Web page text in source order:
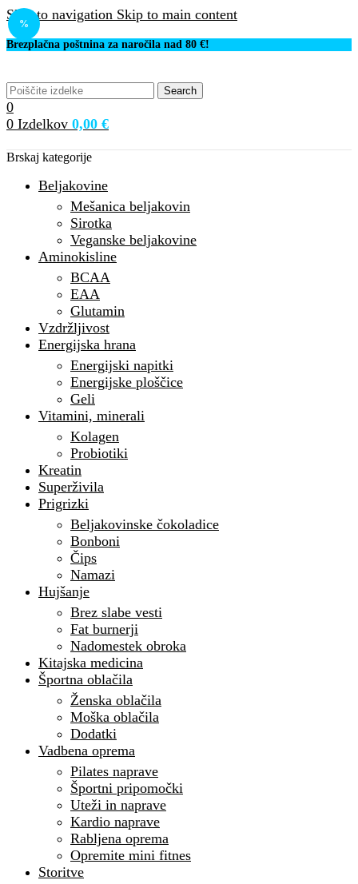
Skip to navigation Skip to main content
Brezplačna poštnina za naročila nad 80 €!
Search
0
0 Izdelkov 0,00 €
Brskaj kategorije
Beljakovine
Mešanica beljakovin
Sirotka
Veganske beljakovine
Aminokisline
BCAA
EAA
Glutamin
Vzdržljivost
Energijska hrana
Energijski napitki
Energijske ploščice
Geli
Vitamini, minerali
Kolagen
Probiotiki
Kreatin
Superživila
Prigrizki
Beljakovinske čokoladice
Bonboni
Čips
Namazi
Hujšanje
Brez slabe vesti
Fat burnerji
Nadomestek obroka
Kitajska medicina
Športna oblačila
Ženska oblačila
Moška oblačila
Dodatki
Vadbena oprema
Pilates naprave
Športni pripomočki
Uteži in naprave
Kardio naprave
Rabljena oprema
Opremite mini fitnes
Storitve
%